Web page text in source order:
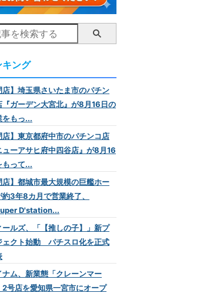
キング
店】埼玉県さいたま市のパチン
『ガーデン大宮北』が8月16日の
をもっ...
店】東京都府中市のパチンコ店
ューアサヒ府中四谷店』が8月16
もって...
店】都城市最大規模の巨艦ホー
約3年8カ月で営業終了、
D'station...
ールズ、「【推しの子】」新プ
ェクト始動 パチスロ化を正式
ナム、新業態「クレーンマー
2号店を愛知県一宮市にオープ